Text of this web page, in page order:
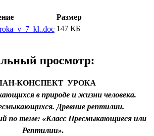
Размер
147 КБ
просмотр:
КОНСПЕКТ УРОКА
в природе и жизни человека.
Древние рептилии.
по теме: «Класс Пресмыкающиеся или
Рептилии».